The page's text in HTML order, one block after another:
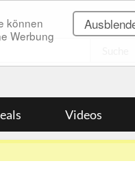
können
Werbung
Videos